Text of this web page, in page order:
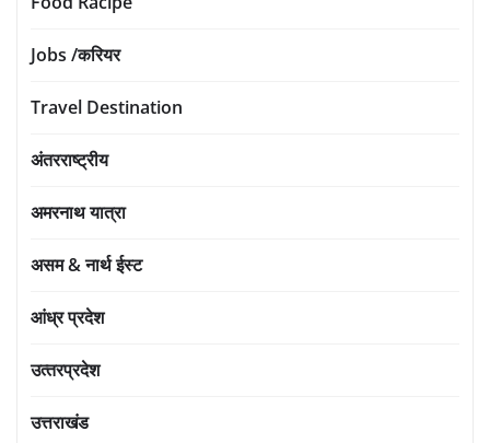
Jobs /करियर
Travel Destination
अंतरराष्ट्रीय
अमरनाथ यात्रा
असम & नार्थ ईस्ट
आंध्र प्रदेश
उत्‍तरप्रदेश
उत्तराखंड